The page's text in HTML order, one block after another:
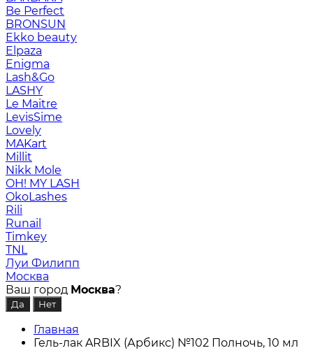
Be Perfect
BRONSUN
Ekko beauty
Elpaza
Enigma
Lash&Go
LASHY
Le Maitre
LevisSime
Lovely
MAKart
Millit
Nikk Mole
OH! MY LASH
OkoLashes
Rili
Runail
Timkey
TNL
Луи Филипп
Москва
Ваш город Москва?
Главная
Гель-лак ARBIX (Арбикс) №102 Полночь, 10 мл